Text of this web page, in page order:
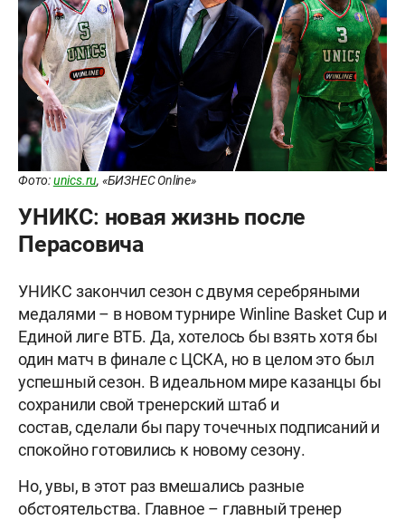
Фото:unics.ru, «БИЗНЕС Online»
УНИКС: новая жизнь после
Перасовича
УНИКС закончил сезон с двумя серебряными
медалями – в новом турнире Winline Basket Cup и
Единой лиге ВТБ. Да, хотелось бы взять хотя бы
один матч в финале с ЦСКА, но в целом это был
успешный сезон. В идеальном мире казанцы бы
сохранили свой тренерский штаб и
состав, сделали бы пару точечных подписаний и
спокойно готовились к новому сезону.
Но, увы, в этот раз вмешались разные
обстоятельства. Главное – главный тренер